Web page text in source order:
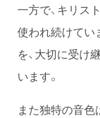
一方で、キリス
使われ続けてい
を、大切に受け
います。
また独特の音色